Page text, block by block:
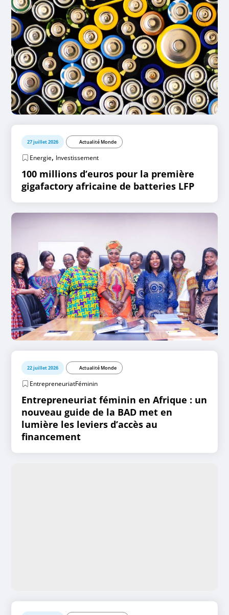
27 juillet 2026 Actualité Monde
Energie, Investissement
100 millions d’euros pour la première
gigafactory africaine de batteries LFP
22 juillet 2026 Actualité Monde
EntrepreneuriatFéminin
Entrepreneuriat féminin en Afrique : un
nouveau guide de la BAD met en
lumière les leviers d’accès au
financement